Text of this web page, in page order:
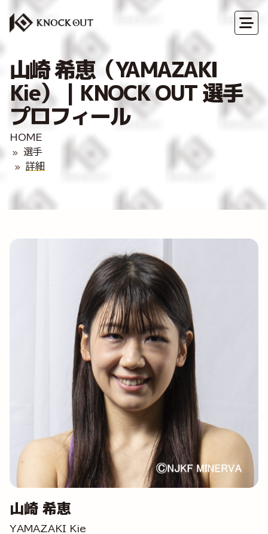
山崎 希恵（YAMAZAKI
Kie）｜KNOCK OUT 選手
プロフィール
HOME
選手
詳細
山崎 希恵
YAMAZAKI Kie